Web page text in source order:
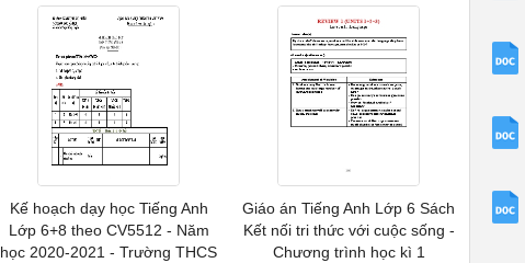
Kế hoạch dạy học Tiếng Anh
Lớp 6+8 theo CV5512 - Năm
học 2020-2021 - Trường THCS
Giáo án Tiếng Anh Lớp 6 Sách
Kết nối tri thức với cuộc sống -
Chương trình học kì 1